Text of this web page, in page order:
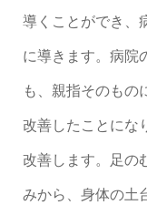
導くことができ、
に導きます。病院
も、親指そのもの
改善したことにな
改善します。足の
みから、身体の土